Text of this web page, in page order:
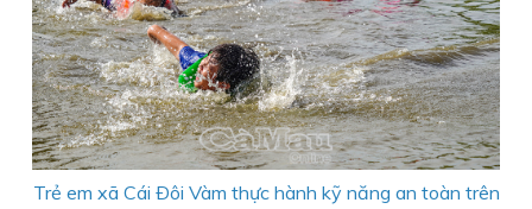
Trẻ em xã Cái Ðôi Vàm thực hành kỹ năng an toàn trên